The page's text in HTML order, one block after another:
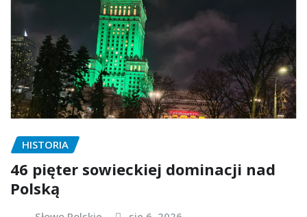
HISTORIA
46 pięter sowieckiej dominacji nad
Polską